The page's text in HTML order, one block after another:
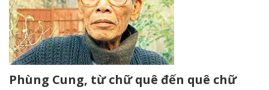
Phùng Cung, từ chữ quê đến quê chữ